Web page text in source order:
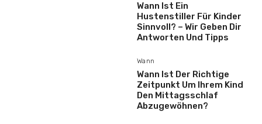
Wann Ist Ein
Hustenstiller Für Kinder
Sinnvoll? – Wir Geben Dir
Antworten Und Tipps
Wann
Wann Ist Der Richtige
Zeitpunkt Um Ihrem Kind
Den Mittagsschlaf
Abzugewöhnen?